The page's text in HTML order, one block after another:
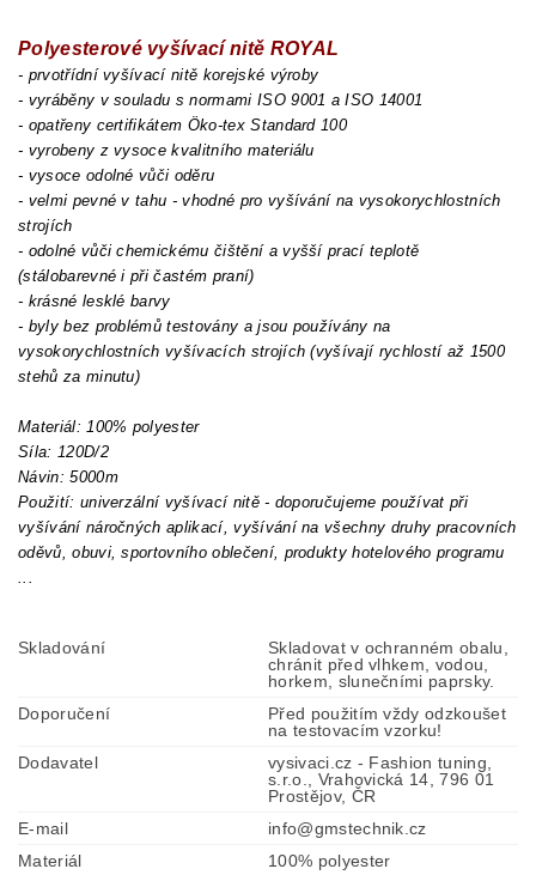
Polyesterové vyšívací nitě ROYAL
- prvotřídní vyšívací nitě korejské výroby
- vyráběny v souladu s normami ISO 9001 a ISO 14001
- opatřeny certifikátem Öko-tex Standard 100
- vyrobeny z vysoce kvalitního materiálu
- vysoce odolné vůči oděru
- velmi pevné v tahu - vhodné pro vyšívání na vysokorychlostních
strojích
- odolné vůči chemickému čištění a vyšší prací teplotě
(stálobarevné i při častém praní)
- krásné lesklé barvy
- byly bez problémů testovány a jsou používány na
vysokorychlostních vyšívacích strojích (vyšívají rychlostí až 1500
stehů za minutu)
Materiál: 100% polyester
Síla: 120D/2
Návin: 5000m
Použití: univerzální vyšívací nitě - doporučujeme používat při
vyšívání náročných aplikací, vyšívání na všechny druhy pracovních
oděvů, obuvi, sportovního oblečení, produkty hotelového programu
...
Skladování
Skladovat v ochranném obalu,
chránit před vlhkem, vodou,
horkem, slunečními paprsky.
Doporučení
Před použitím vždy odzkoušet
na testovacím vzorku!
Dodavatel
vysivaci.cz - Fashion tuning,
s.r.o., Vrahovická 14, 796 01
Prostějov, ČR
E-mail
info@gmstechnik.cz
Materiál
100% polyester